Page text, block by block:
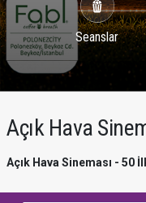
Seanslar
Açık Hava
Açık Hava Sineması - 50